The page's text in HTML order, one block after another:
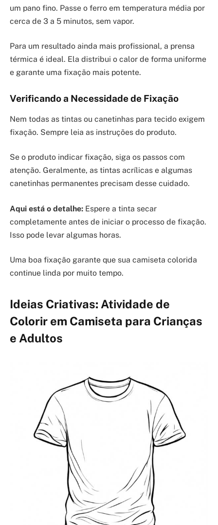
um pano fino. Passe o ferro em temperatura média por
cerca de 3 a 5 minutos, sem vapor.
Para um resultado ainda mais profissional, a prensa
térmica é ideal. Ela distribui o calor de forma uniforme
e garante uma fixação mais potente.
Verificando a Necessidade de Fixação
Nem todas as tintas ou canetinhas para tecido exigem
fixação. Sempre leia as instruções do produto.
Se o produto indicar fixação, siga os passos com
atenção. Geralmente, as tintas acrílicas e algumas
canetinhas permanentes precisam desse cuidado.
Aqui está o detalhe: Espere a tinta secar
completamente antes de iniciar o processo de fixação.
Isso pode levar algumas horas.
Uma boa fixação garante que sua camiseta colorida
continue linda por muito tempo.
Ideias Criativas: Atividade de
Colorir em Camiseta para Crianças
e Adultos